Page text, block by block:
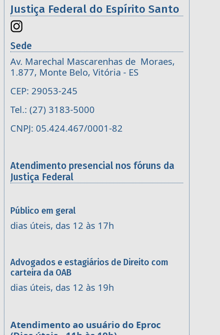
Justiça Federal do Espírito Santo
Sede
Av. Marechal Mascarenhas de Moraes,
1.877, Monte Belo, Vitória - ES
CEP: 29053-245
Tel.: (27) 3183-5000
CNPJ: 05.424.467/0001-82
Atendimento presencial nos fóruns da
Justiça Federal
Público em geral
dias úteis, das 12 às 17h
Advogados e estagiários de Direito com
carteira da OAB
dias úteis, das 12 às 19h
Atendimento ao usuário do Eproc